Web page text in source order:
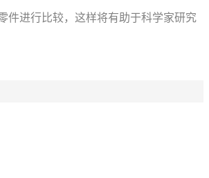
件进行比较，这样将有助于科学家研究